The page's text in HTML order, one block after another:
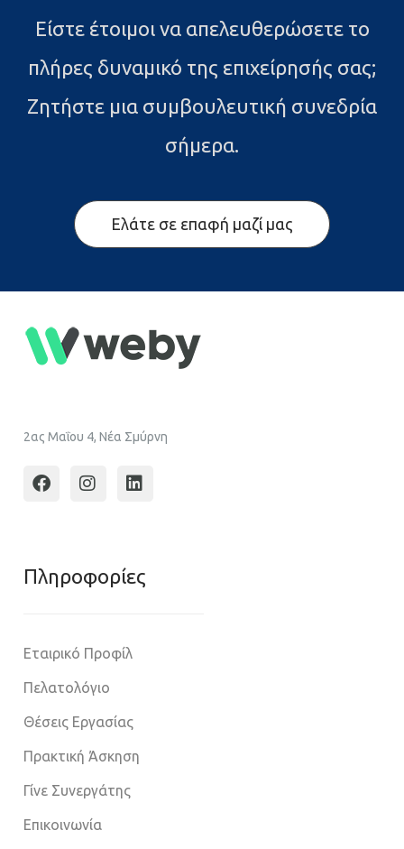
Είστε έτοιμοι να απελευθερώσετε το
πλήρες δυναμικό της επιχείρησής σας;
Ζητήστε μια συμβουλευτική συνεδρία
σήμερα.
Ελάτε σε επαφή μαζί μας
2ας Μαΐου 4, Νέα Σμύρνη
Πληροφoρίες
Εταιρικό Προφίλ
Πελατολόγιο
Θέσεις Εργασίας
Πρακτική Άσκηση
Γίνε Συνεργάτης
Επικοινωνία